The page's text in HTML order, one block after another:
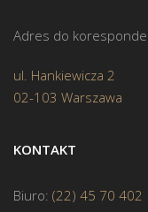
Adres do
ul. Hankiewicza 2
02-103 Warszawa
KONTAKT
Biuro: (22) 45 70 402